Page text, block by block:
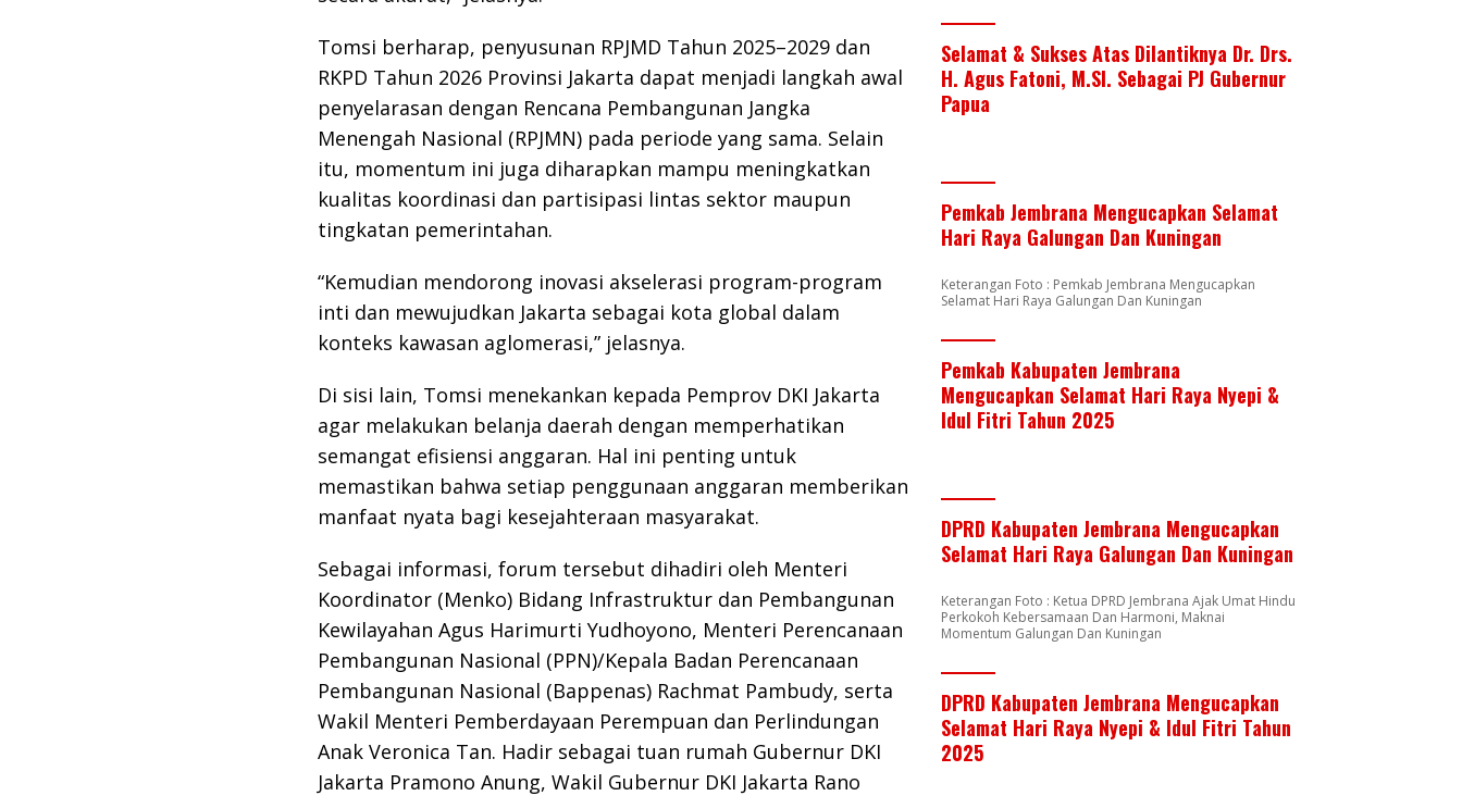
Tomsi berharap, penyusunan RPJMD Tahun 2025–2029 dan
RKPD Tahun 2026 Provinsi Jakarta dapat menjadi langkah awal
penyelarasan dengan Rencana Pembangunan Jangka
Menengah Nasional (RPJMN) pada periode yang sama. Selain
itu, momentum ini juga diharapkan mampu meningkatkan
kualitas koordinasi dan partisipasi lintas sektor maupun
tingkatan pemerintahan.
“Kemudian mendorong inovasi akselerasi program-program
inti dan mewujudkan Jakarta sebagai kota global dalam
konteks kawasan aglomerasi,” jelasnya.
Di sisi lain, Tomsi menekankan kepada Pemprov DKI Jakarta
agar melakukan belanja daerah dengan memperhatikan
semangat efisiensi anggaran. Hal ini penting untuk
memastikan bahwa setiap penggunaan anggaran memberikan
manfaat nyata bagi kesejahteraan masyarakat.
Sebagai informasi, forum tersebut dihadiri oleh Menteri
Koordinator (Menko) Bidang Infrastruktur dan Pembangunan
Kewilayahan Agus Harimurti Yudhoyono, Menteri Perencanaan
Pembangunan Nasional (PPN)/Kepala Badan Perencanaan
Pembangunan Nasional (Bappenas) Rachmat Pambudy, serta
Wakil Menteri Pemberdayaan Perempuan dan Perlindungan
Anak Veronica Tan. Hadir sebagai tuan rumah Gubernur DKI
Jakarta Pramono Anung, Wakil Gubernur DKI Jakarta Rano
Selamat & Sukses Atas Dilantiknya Dr. Drs.
H. Agus Fatoni, M.SI. Sebagai PJ Gubernur
Papua
Pemkab Jembrana Mengucapkan Selamat
Hari Raya Galungan Dan Kuningan
Keterangan Foto : Pemkab Jembrana Mengucapkan
Selamat Hari Raya Galungan Dan Kuningan
Pemkab Kabupaten Jembrana
Mengucapkan Selamat Hari Raya Nyepi &
Idul Fitri Tahun 2025
DPRD Kabupaten Jembrana Mengucapkan
Selamat Hari Raya Galungan Dan Kuningan
Keterangan Foto : Ketua DPRD Jembrana Ajak Umat Hindu
Perkokoh Kebersamaan Dan Harmoni, Maknai
Momentum Galungan Dan Kuningan
DPRD Kabupaten Jembrana Mengucapkan
Selamat Hari Raya Nyepi & Idul Fitri Tahun
2025